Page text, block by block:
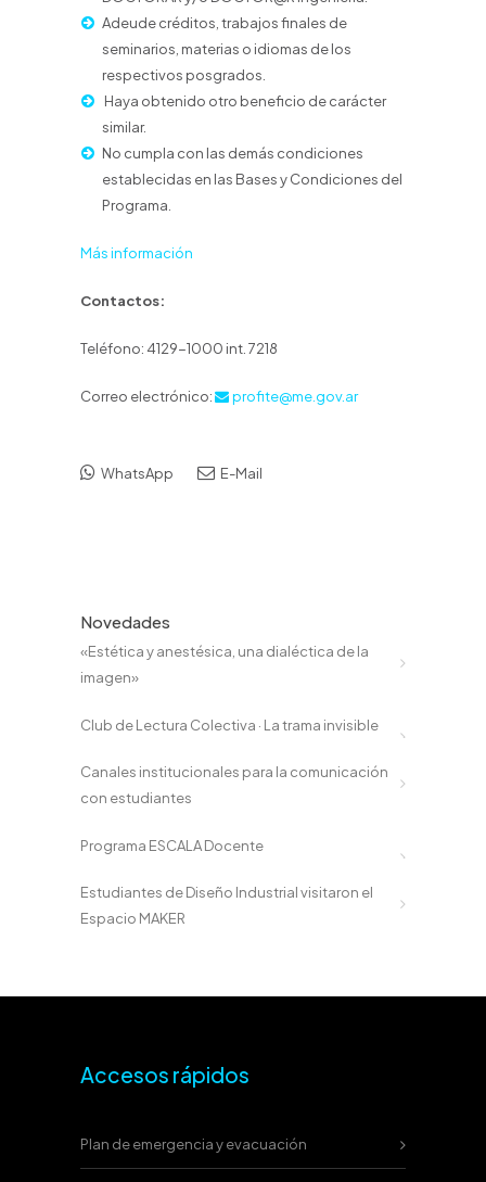
Adeude créditos, trabajos finales de
seminarios, materias o idiomas de los
respectivos posgrados.
Haya obtenido otro beneficio de carácter
similar.
No cumpla con las demás condiciones
establecidas en las Bases y Condiciones del
Programa.
Más información
Contactos:
Teléfono: 4129-1000 int. 7218
Correo electrónico: profite@me.gov.ar
WhatsApp E-Mail
Novedades
«Estética y anestésica, una dialéctica de la
imagen»
Club de Lectura Colectiva · La trama invisible
Canales institucionales para la comunicación
con estudiantes
Programa ESCALA Docente
Estudiantes de Diseño Industrial visitaron el
Espacio MAKER
Accesos rápidos
Plan de emergencia y evacuación